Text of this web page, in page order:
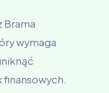
Brama
wymaga